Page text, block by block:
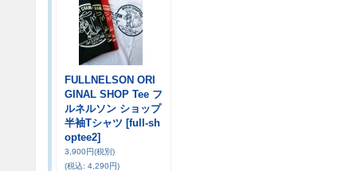
FULLNELSON ORI
GINAL SHOP Tee フ
ルネルソン ショップ
半袖Tシャツ [full-sh
optee2]
3,900円(税別)
(税込: 4,290円)